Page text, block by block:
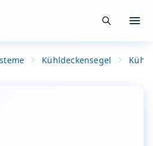
Suche
Kühldeckensegel Kühl-